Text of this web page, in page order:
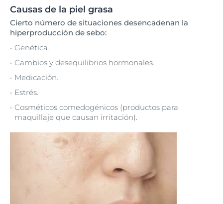
Causas de la piel grasa
Cierto número de situaciones desencadenan la
hiperproducción de sebo:
Genética.
Cambios y desequilibrios hormonales.
Medicación.
Estrés.
Cosméticos comedogénicos (productos para
maquillaje que causan irritación).